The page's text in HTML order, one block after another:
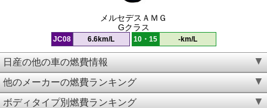
メルセデスＡＭＧ
Gクラス
JC08 6.6km/L 10・15 -km/L
日産の他の車の燃費情報
他のメーカーの燃費ランキング
ボディタイプ別燃費ランキング